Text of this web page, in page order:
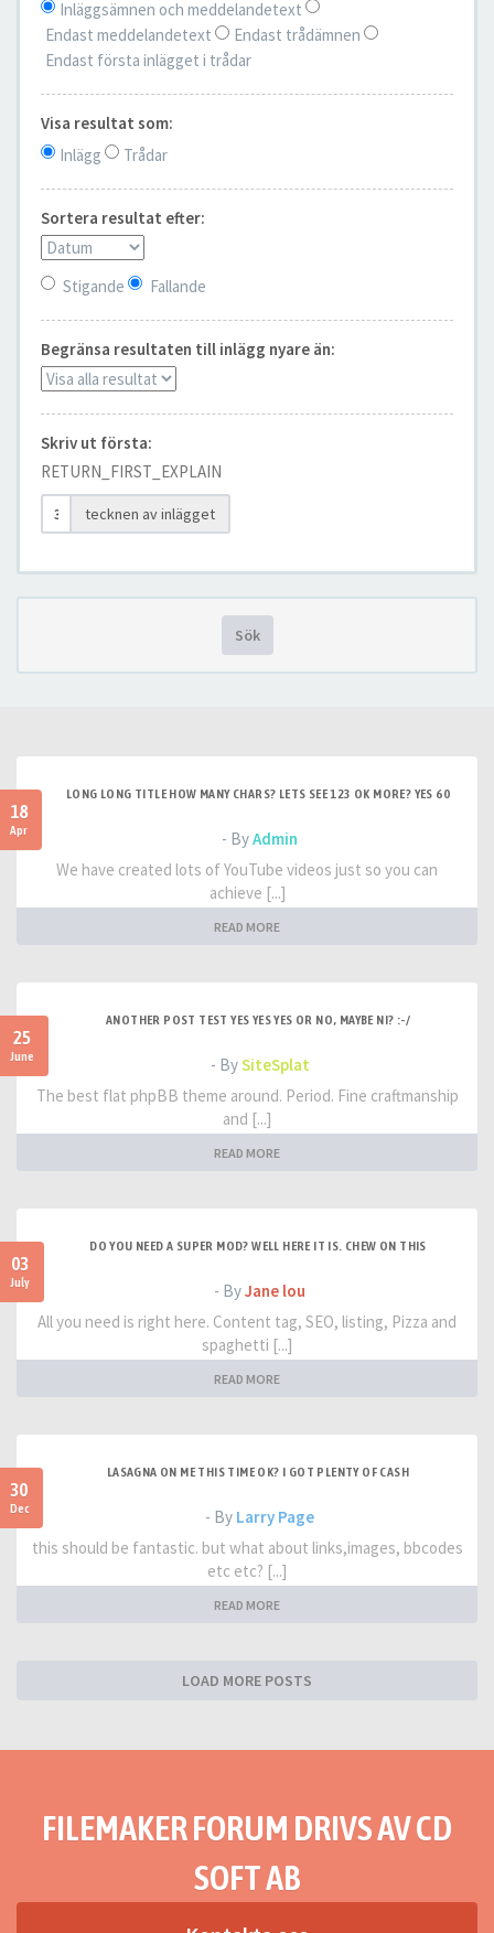
Inläggsämnen och meddelandetext
Endast meddelandetext
Endast trådämnen
Endast första inlägget i trådar
Visa resultat som:
Inlägg
Trådar
Sortera resultat efter:
Stigande Fallande
Begränsa resultaten till inlägg nyare än:
Skriv ut första:
RETURN_FIRST_EXPLAIN
tecknen av inlägget
Sök
18
Apr
LONG LONG TITLE HOW MANY CHARS? LETS SEE 123 OK MORE? YES 60
- ByAdmin
We have created lots of YouTube videos just so you can
achieve [...]
READ MORE
25
June
ANOTHER POST TEST YES YES YES OR NO, MAYBE NI? :-/
- BySiteSplat
The best flat phpBB theme around. Period. Fine craftmanship
and [...]
READ MORE
03
July
DO YOU NEED A SUPER MOD? WELL HERE IT IS. CHEW ON THIS
- ByJane lou
All you need is right here. Content tag, SEO, listing, Pizza and
spaghetti [...]
READ MORE
30
Dec
LASAGNA ON ME THIS TIME OK? I GOT PLENTY OF CASH
- By Larry Page
this should be fantastic. but what about links,images, bbcodes
etc etc? [...]
READ MORE
LOAD MORE POSTS
FILEMAKER FORUM DRIVS AV CD
SOFT AB